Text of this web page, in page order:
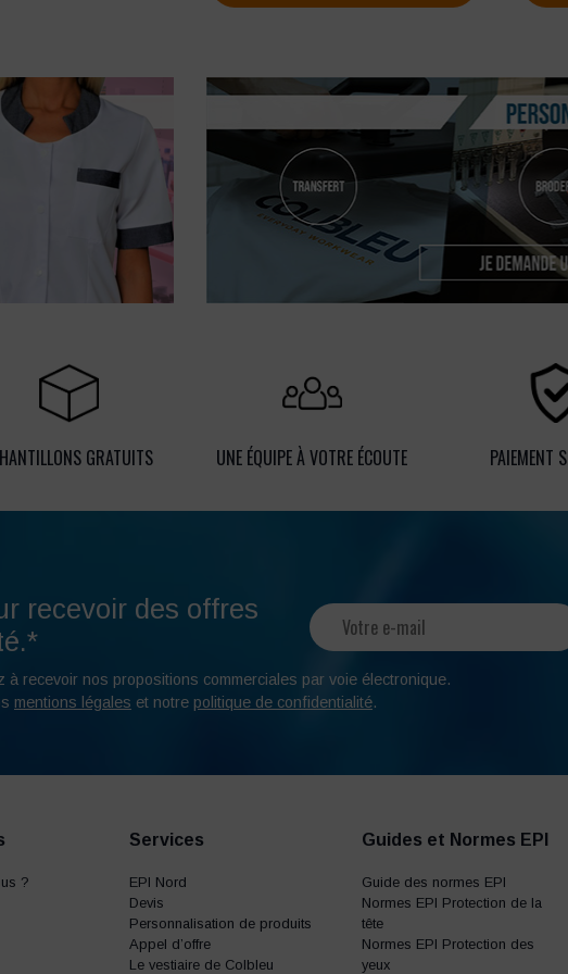
GRATUITS UNE ÉQUIPE À VOTRE ÉCOUTE PAIEMENT
recevoir des offres
recevoir nos propositions commerciales par voie électronique.
mentions légales et notre politique de confidentialité.
?
Services
EPI Nord
Devis
Personnalisation de produits
Appel d’offre
Le vestiaire de Colbleu
Guides et Normes EPI
Guide des normes EPI
Normes EPI Protection de la
tête
Normes EPI Protection des
yeux